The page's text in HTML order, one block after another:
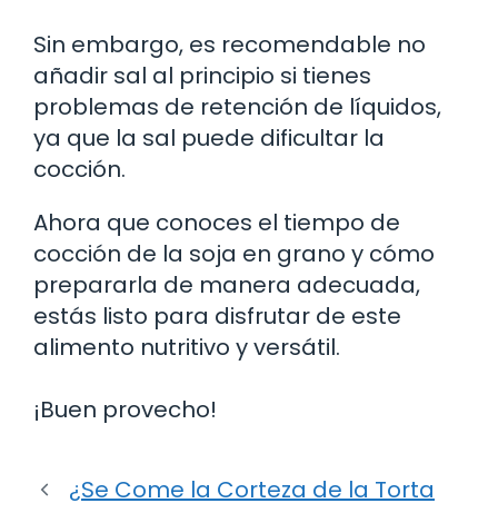
Sin embargo, es recomendable no
añadir sal al principio si tienes
problemas de retención de líquidos,
ya que la sal puede dificultar la
cocción.
Ahora que conoces el tiempo de
cocción de la soja en grano y cómo
prepararla de manera adecuada,
estás listo para disfrutar de este
alimento nutritivo y versátil.
¡Buen provecho!
¿Se Come la Corteza de la Torta